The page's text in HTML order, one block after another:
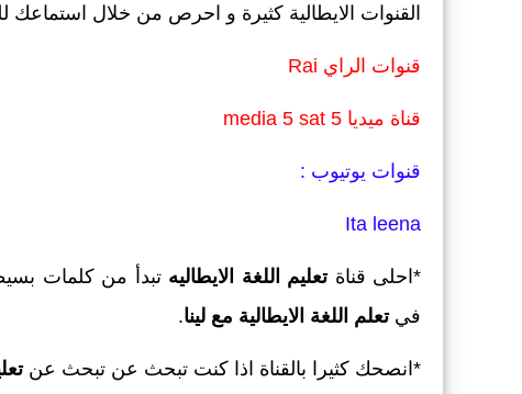
القنوات الايطالية كثيرة و احرص من خلال استماعك
قنوات الراي Rai
قناة ميديا 5 media 5 sat
قنوات يوتيوب :
Ita leena
*احلى قناةتعليم اللغة الايطاليه تبدأ من كلمات
فيتعلم اللغة الايطالية مع لينا.
*انصحك كثيرا بالقناة اذا كنت تبحث عن تبحث عن